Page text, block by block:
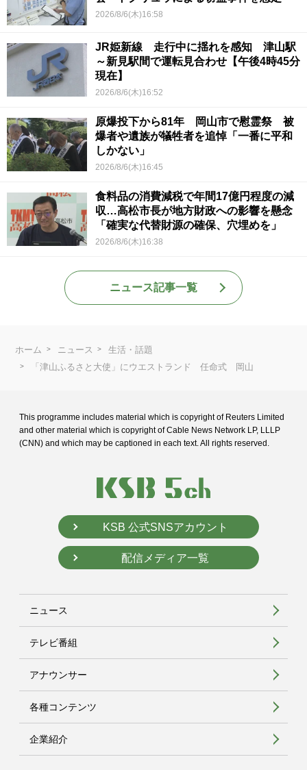
2026/8/6(木)16:58
JR姫新線 走行中に揺れを感知 津山駅
～新見駅間で運転見合わせ【午後4時45分
現在】
2026/8/6(木)16:52
原爆投下から81年 岡山市で慰霊祭 被
爆者や遺族が犠牲者を追悼「一番に平和
しかない」
2026/8/6(木)16:45
食料品の消費減税で年間17億円程度の減
収…高松市長が地方財政への影響を懸念
「確実な代替財源の確保、穴埋めを」
2026/8/6(木)16:38
ニュース記事一覧
ホーム ニュース
生活・話題
「津山ふるさと大使」にウエストランド 任命式 岡山
This programme includes material which is copyright of Reuters Limited
and other material which is copyright of Cable News Network LP, LLLP
(CNN) and which may be captioned in each text. All rights reserved.
KSB 公式SNSアカウント
配信メディア一覧
ニュース
テレビ番組
アナウンサー
各種コンテンツ
企業紹介